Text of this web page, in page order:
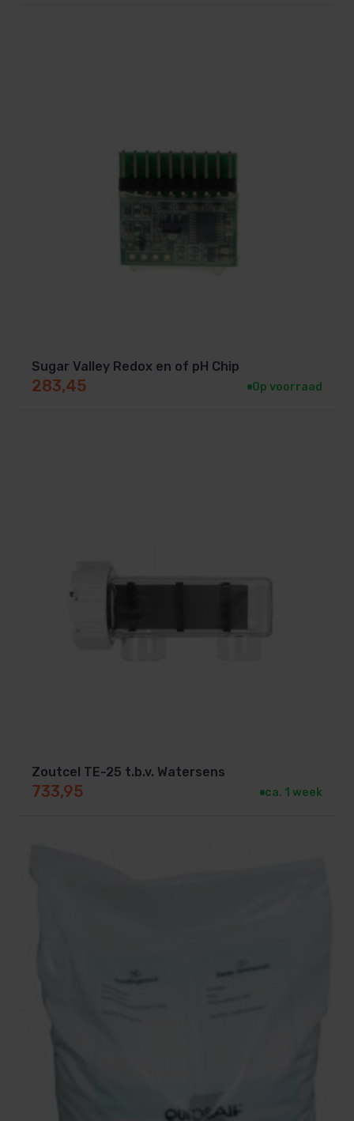
Sugar Valley Redox en of pH Chip
283,45 Op voorraad
Zoutcel TE-25 t.b.v. Watersens
733,95 ca. 1 week